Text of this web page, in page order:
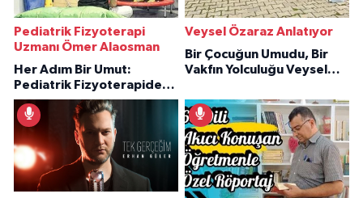
Pediatrik Fizyoterapi
Uzmanı Ömer Alaosman
Her Adım Bir Umut:
Pediatrik Fizyoterapiden
İlham Veren Hikâyeler
Veysel Özaraz Anlatıyor
Bir Çocuğun Umudu, Bir
Vakfın Yolculuğu Veysel